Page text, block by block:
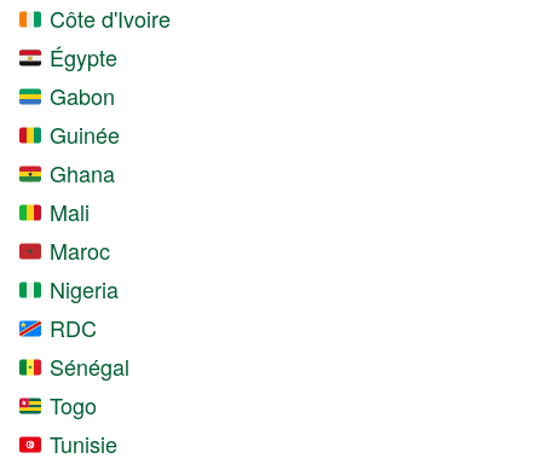
Côte d'Ivoire
Égypte
Gabon
Guinée
Ghana
Mali
Maroc
Nigeria
RDC
Sénégal
Togo
Tunisie